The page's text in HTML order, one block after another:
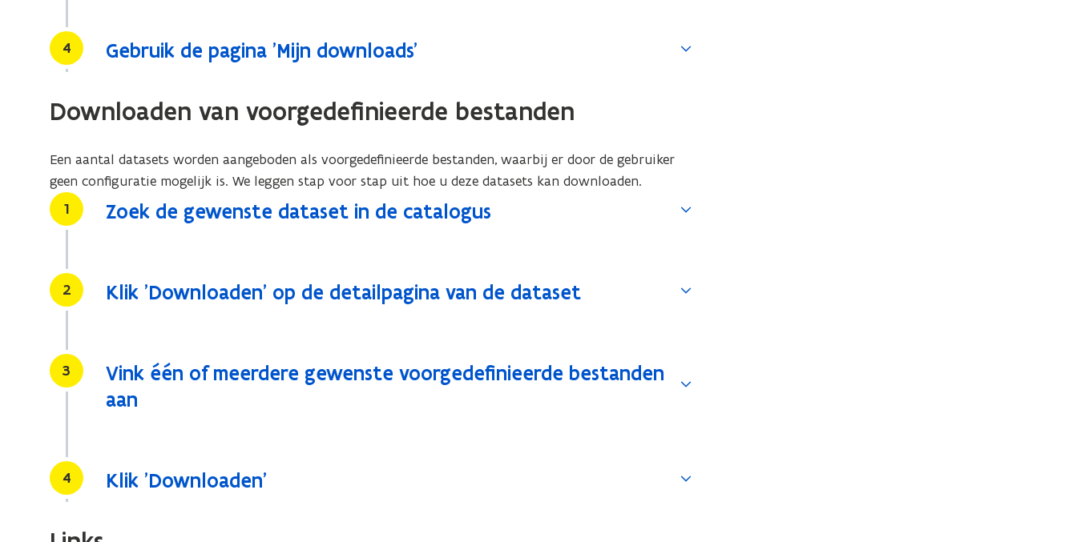
Stap
4 Gebruik de pagina 'Mijn downloads'
Downloaden van voorgedefinieerde bestanden
Een aantal datasets worden aangeboden als voorgedefinieerde bestanden, waarbij er door de gebruiker
geen configuratie mogelijk is. We leggen stap voor stap uit hoe u deze datasets kan downloaden.
Stap
1 Zoek de gewenste dataset in de catalogus
Stap
2 Klik 'Downloaden' op de detailpagina van de dataset
Stap
3
Vink één of meerdere gewenste voorgedefinieerde bestanden
aan
Stap
4 Klik 'Downloaden'